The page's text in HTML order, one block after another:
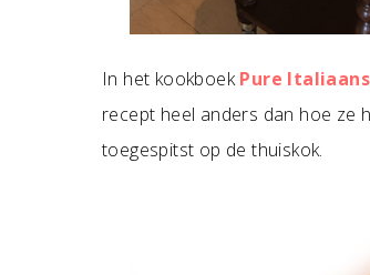
In het kookboekPure
recept heel anders dan hoe ze
toegespitst op de thuiskok.